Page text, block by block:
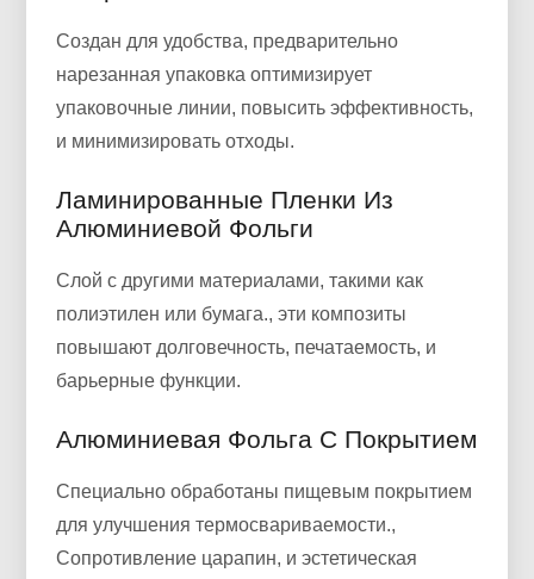
Создан для удобства, предварительно
нарезанная упаковка оптимизирует
упаковочные линии, повысить эффективность,
и минимизировать отходы.
Ламинированные Пленки Из
Алюминиевой Фольги
Слой с другими материалами, такими как
полиэтилен или бумага., эти композиты
повышают долговечность, печатаемость, и
барьерные функции.
Алюминиевая Фольга С Покрытием
Специально обработаны пищевым покрытием
для улучшения термосвариваемости.,
Сопротивление царапин, и эстетическая